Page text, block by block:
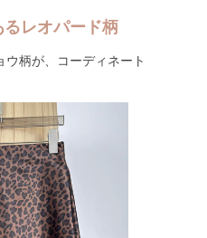
るレオパード柄
柄が、コーディネート